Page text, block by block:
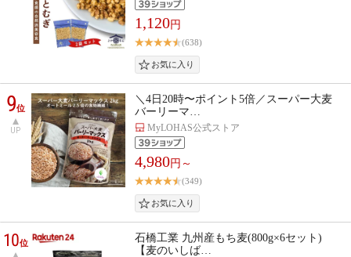
1,120円
(638)
9位
UP
＼4日20時〜ポイント5倍／スーパー大麦
バーリーマ…
MyLOHAS公式ストア
4,980円～
(349)
10位
石橋工業 九州産もち麦(800g×6セット)
【麦のいしば…